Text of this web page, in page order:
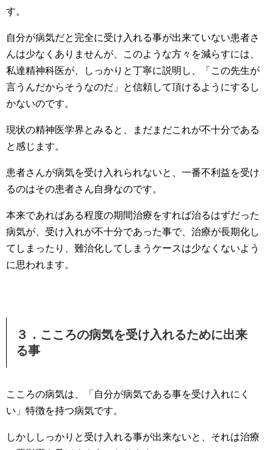
す。
自分が病気だと完全に受け入れる事が出来ていない患者さ
んは少なくありませんが、このような方々を減らすには、
私達精神科医が、しっかりと丁寧に説明し、「この先生が
言うんだからそうなのだ」と信頼して頂けるようにするし
かないのです。
現状の精神医学界とみると、まだまだこれが不十分である
と感じます。
患者さんが病気を受け入れられないと、一番不利益を受け
るのはその患者さん自身なのです。
本来であればある程度の期間治療をすれば治るはずだった
病気が、受け入れが不十分であった事で、治療が長期化し
てしまったり、難治化してしまうケースは少なくないよう
に思われます。
３．こころの病気を受け入れるために出来
る事
こころの病気は、「自分が病気である事を受け入れにく
い」特徴を持つ病気です。
しかししっかりと受け入れる事が出来ないと、それは治療